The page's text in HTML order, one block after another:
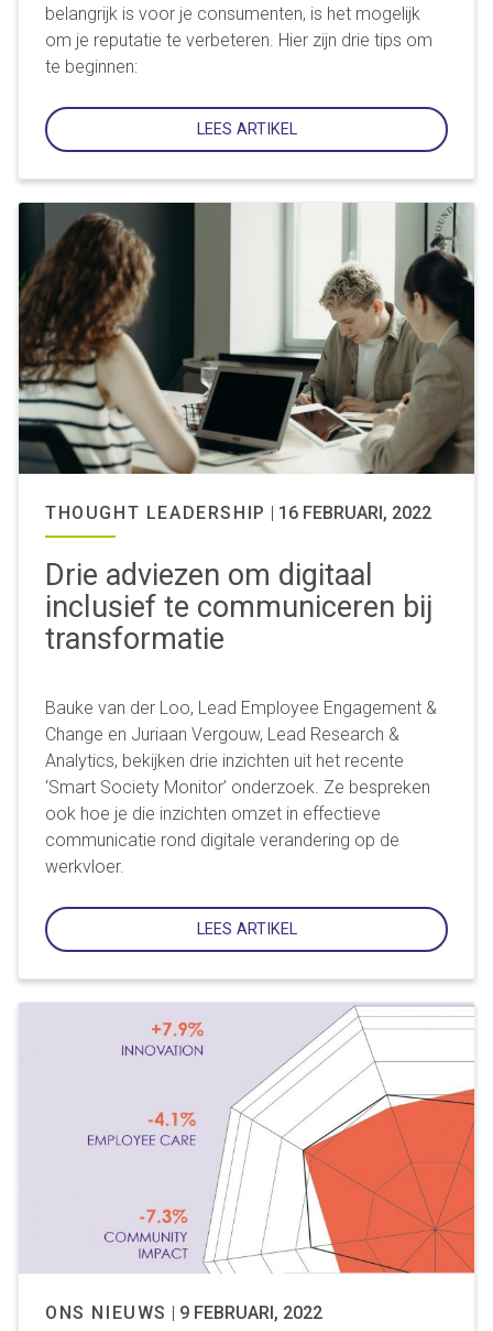
belangrijk is voor je consumenten, is het mogelijk
om je reputatie te verbeteren. Hier zijn drie tips om
te beginnen:
LEES ARTIKEL
THOUGHT LEADERSHIP | 16 FEBRUARI, 2022
Drie adviezen om digitaal
inclusief te communiceren bij
transformatie
Bauke van der Loo, Lead Employee Engagement &
Change en Juriaan Vergouw, Lead Research &
Analytics, bekijken drie inzichten uit het recente
‘Smart Society Monitor’ onderzoek. Ze bespreken
ook hoe je die inzichten omzet in effectieve
communicatie rond digitale verandering op de
werkvloer.
LEES ARTIKEL
ONS NIEUWS 9 FEBRUARI, 2022